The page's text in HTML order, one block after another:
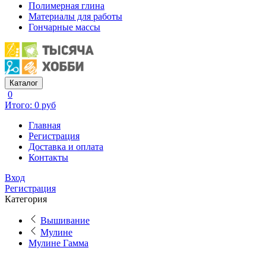
Полимерная глина
Материалы для работы
Гончарные массы
Каталог
0
Итого: 0 руб
Главная
Регистрация
Доставка и оплата
Контакты
Вход
Регистрация
Категория
Вышивание
Мулине
Мулине Гамма